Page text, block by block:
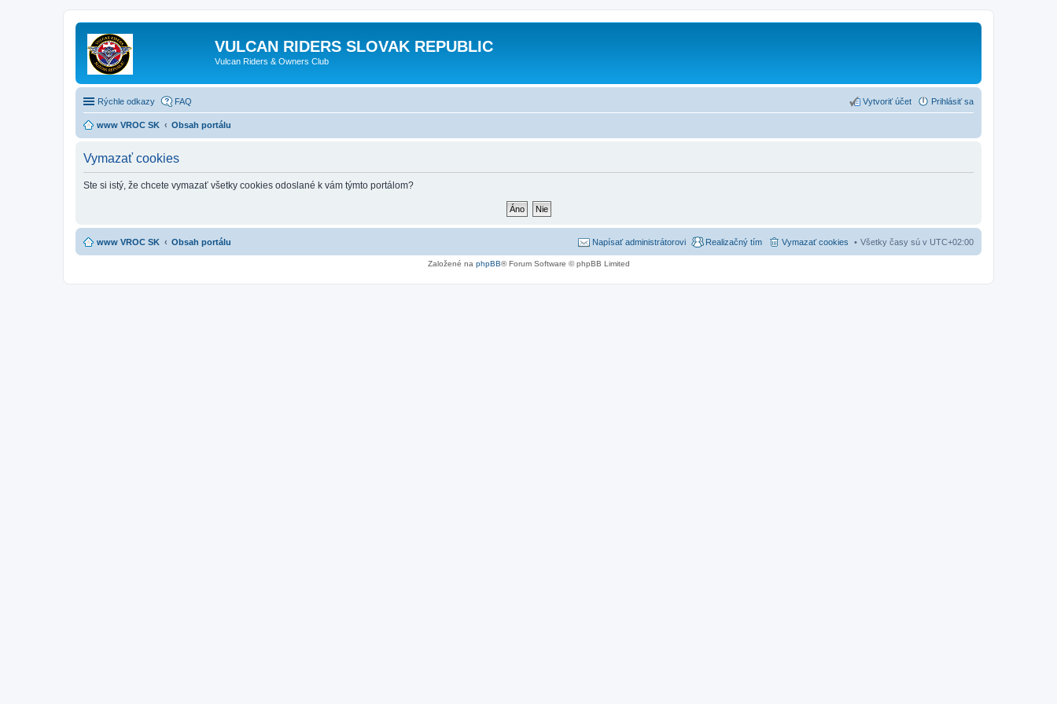
VULCAN RIDERS SLOVAK REPUBLIC
Vulcan Riders & Owners Club
Rýchle odkazy FAQ Prihlásiť sa
Vytvoriť účet
www VROC SK Obsah portálu
Vymazať cookies
Ste si istý, že chcete vymazať všetky cookies odoslané k vám týmto portálom?
www VROC SK Obsah portálu Všetky časy sú v UTC+02:00
Vymazať cookies
Realizačný tím
Napísať administrátorovi
Založené na phpBB® Forum Software © phpBB Limited